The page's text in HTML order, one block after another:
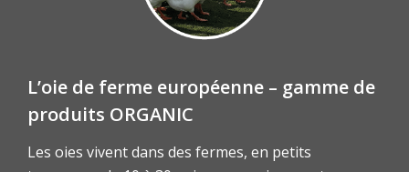
L’oie de ferme européenne – gamme de
produits ORGANIC
Les oies vivent dans des fermes, en petits